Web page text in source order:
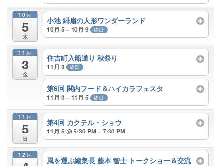
10月
5
木
小池 緋扇の人形ワンダーランド
10月 5 – 10月 9 終日
11月
3
金
住吉町入船通り 秋祭り
11月 3 終日
第6回 関内フード＆ハイカラフェスタ
11月 3 – 11月 5 終日
11月
5
日
第4回 カクテル・ショウ
11月 5 @ 5:30 PM – 7:30 PM
12月
風を運ぶ編集長 藤本 智士 トークショー＆交流